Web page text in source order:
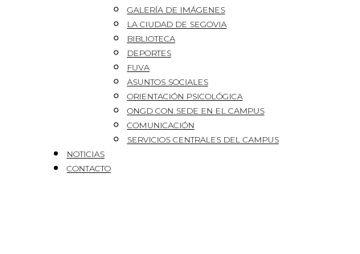
GALERÍA DE IMÁGENES
LA CIUDAD DE SEGOVIA
BIBLIOTECA
DEPORTES
FUVA
ASUNTOS SOCIALES
ORIENTACIÓN PSICOLÓGICA
ONGD CON SEDE EN EL CAMPUS
COMUNICACIÓN
SERVICIOS CENTRALES DEL CAMPUS
NOTICIAS
CONTACTO